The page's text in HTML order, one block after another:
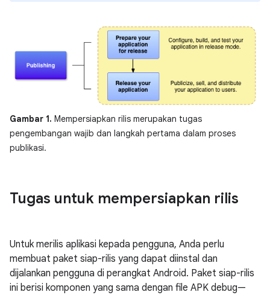
Gambar 1. Mempersiapkan rilis merupakan tugas
pengembangan wajib dan langkah pertama dalam proses
publikasi.
Tugas untuk mempersiapkan rilis
Untuk merilis aplikasi kepada pengguna, Anda perlu
membuat paket siap-rilis yang dapat diinstal dan
dijalankan pengguna di perangkat Android. Paket siap-rilis
ini berisi komponen yang sama dengan file APK debug—